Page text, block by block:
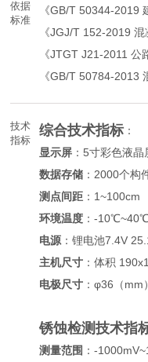
依据
标准
《GB/T 50344-2019
《JGJ/T 152-2019
《JTGT J21-2011 公
《GB/T 50784-2013
技术
指标
综合技术指标：
显示屏 ：5寸彩色液晶
数据存储 ：2000个构
测点间距 ：1~100cm
环境温度 ：-10℃~40℃
电源 ：锂电池7.4V
主机尺寸 ：体积
电极尺寸 ：φ36（mm）
锈蚀检测技术指
测量范围 ：-